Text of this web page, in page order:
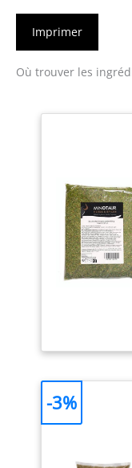
Imprimer
Où trouver les
-3%